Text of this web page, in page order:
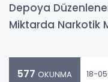
Depoya
Miktarda Narkotik
577 OKUNMA 18-